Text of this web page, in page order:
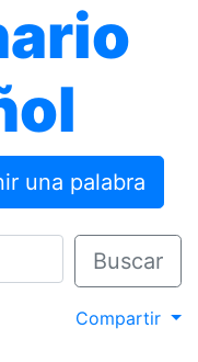
una palabra
Buscar
Compartir